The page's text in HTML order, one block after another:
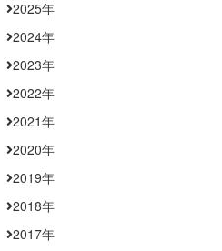
2025年
2024年
2023年
2022年
2021年
2020年
2019年
2018年
2017年